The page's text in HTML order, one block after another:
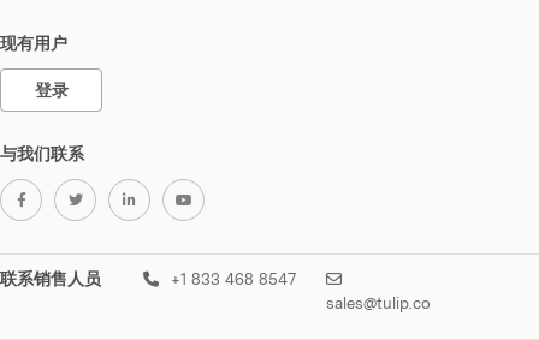
现有用户
登录
与我们联系
联系销售人员
+1 833 468 8547
sales@tulip.co